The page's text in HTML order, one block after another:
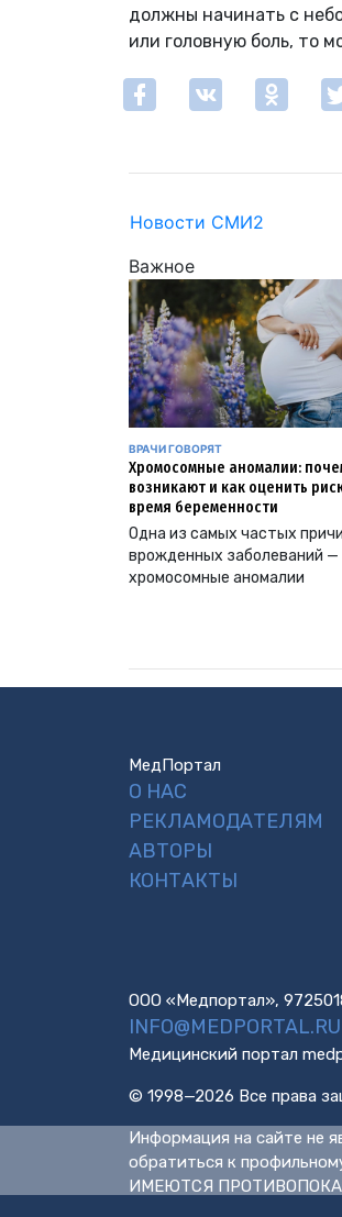
должны начинать с
или головную боль, то
Новости СМИ2
Важное
ВРАЧИ ГОВОРЯТ
Хромосомные аномалии:
возникают и как оценить
время беременности
Одна из самых частых
врожденных заболеваний —
хромосомные аномалии
МедПортал
О НАС
РЕКЛАМОДАТЕЛЯМ
АВТОРЫ
КОНТАКТЫ
ООО «Медпортал»,
INFO@MEDPORTAL.RU
Медицинский портал
© 1998—2026 Все права
Информация на сайте не
обратиться к
ИМЕЮТСЯ